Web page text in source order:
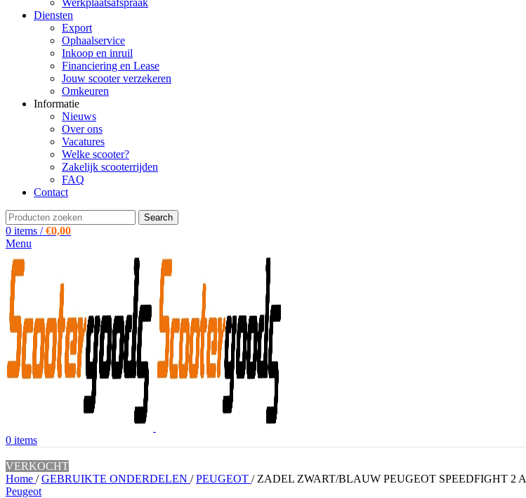
Werkplaatsafspraak
Diensten
Export
Ophaalservice
Inkoop en inruil
Financiering en Lease
Jouw scooter verzekeren
Omkeuren
Informatie
Nieuws
Over ons
Vacatures
Welke scooter?
Zakelijk scooterrijden
FAQ
Contact
Search
0 items / €0,00
Menu
0 items
VERKOCHT
Home / GEBRUIKTE ONDERDELEN / PEUGEOT / ZADEL ZWART/BLAUW PEUGEOT SPEEDFIGHT 2 A
Peugeot